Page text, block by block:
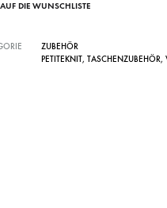
SOCKENWOLLE
AUF DIE WUNSCHLISTE
ZUBEHÖR
PETITEKNIT, TASCHENZUBEHÖR,